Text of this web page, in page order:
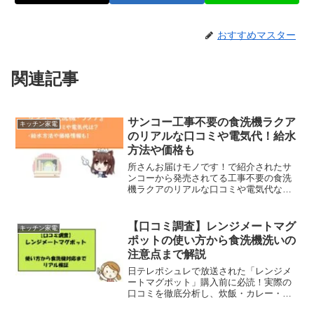
おすすめマスター
関連記事
キッチン家電
サンコー工事不要の食洗機ラクア
のリアルな口コミや電気代！給水
方法や価格も
所さんお届けモノです！で紹介されたサ
ンコーから発売されてる工事不要の食洗
機ラクアのリアルな口コミや電気代など
タンク式の食器洗い機。蛇口工事が不要
なので、アパートなどでも...
キッチン家電
【口コミ調査】レンジメートマグ
ポットの使い方から食洗機洗いの
注意点まで解説
日テレポシュレで放送された「レンジメ
ートマグポット」購入前に必読！実際の
口コミを徹底分析し、炊飯・カレー・ホ